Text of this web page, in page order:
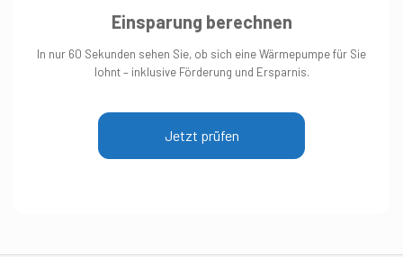
Einsparung berechnen
In nur 60 Sekunden sehen Sie, ob sich eine Wärmepumpe für Sie
lohnt – inklusive Förderung und Ersparnis.
Jetzt prüfen